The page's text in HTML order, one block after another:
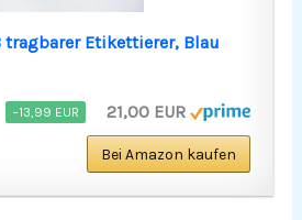
tragbarer Etikettierer, Blau
−13,99 EUR 21,00 EUR
Bei Amazon kaufen